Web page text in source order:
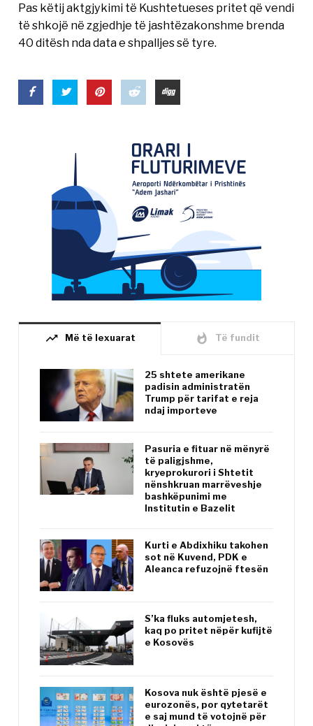
Pas këtij aktgjykimi të Kushtetueses pritet që vendi
të shkojë në zgjedhje të jashtëzakonshme brenda
40 ditësh nda data e shpalljes së tyre.
trending_up Më të lexuarat whatshot Të fundit
25 shtete amerikane
padisin administratën
Trump për tarifat e reja
ndaj importeve
Pasuria e fituar në mënyrë
të paligjshme,
kryeprokurori i Shtetit
nënshkruan marrëveshje
bashkëpunimi me
Institutin e Bazelit
Kurti e Abdixhiku takohen
sot në Kuvend, PDK e
Aleanca refuzojnë ftesën
S’ka fluks automjetesh,
kaq po pritet nëpër kufijtë
e Kosovës
Kosova nuk është pjesë e
eurozonës, por qytetarët
e saj mund të votojnë për